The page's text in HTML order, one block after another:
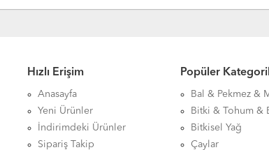
Hızlı Erişim
Anasayfa
Yeni Ürünler
İndirimdeki Ürünler
Sipariş Takip
Popüler
Bal & Pekmez &
Bitki & Tohum &
Bitkisel Yağ
Çaylar